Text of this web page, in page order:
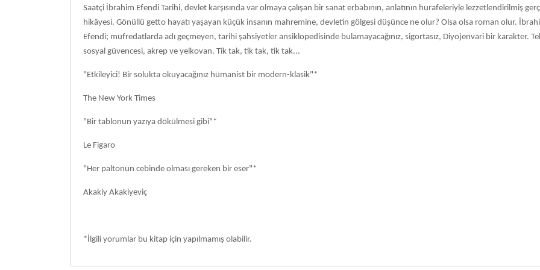
Saatçi İbrahim Efendi Tarihi, devlet karşısında var olmaya çalışan bir sanat erbabının, anlatının hurafeleriyle lezzetlendirilmiş
hikâyesi. Gönüllü getto hayatı yaşayan küçük insanın mahremine, devletin gölgesi düşünce ne olur? Olsa olsa roman olur.
Efendi; müfredatlarda adı geçmeyen, tarihi şahsiyetler ansiklopedisinde bulamayacağınız, sigortasız, Diyojenvari bir karakter.
sosyal güvencesi, akrep ve yelkovan. Tik tak, tik tak, tik tak...
"Etkileyici! Bir solukta okuyacağınız hümanist bir modern-klasik"*
The New York Times
"Bir tablonun yazıya dökülmesi gibi"*
Le Figaro
"Her paltonun cebinde olması gereken bir eser"*
Akakiy Akakiyeviç
*İlgili yorumlar bu kitap için yapılmamış olabilir.